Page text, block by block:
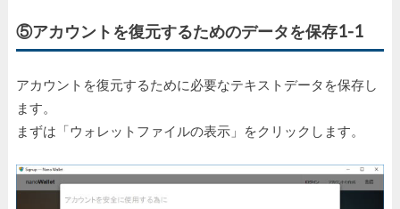
⑤アカウントを復元するためのデータを保存1-1
アカウントを復元するために必要なテキストデータを保存し
ます。
まずは「ウォレットファイルの表示」をクリックします。